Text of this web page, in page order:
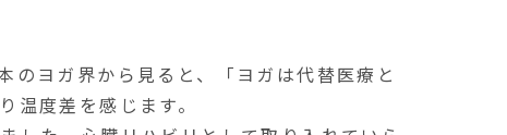
のヨガ界から見ると、「ヨガは代替医療と
温度差を感じます。